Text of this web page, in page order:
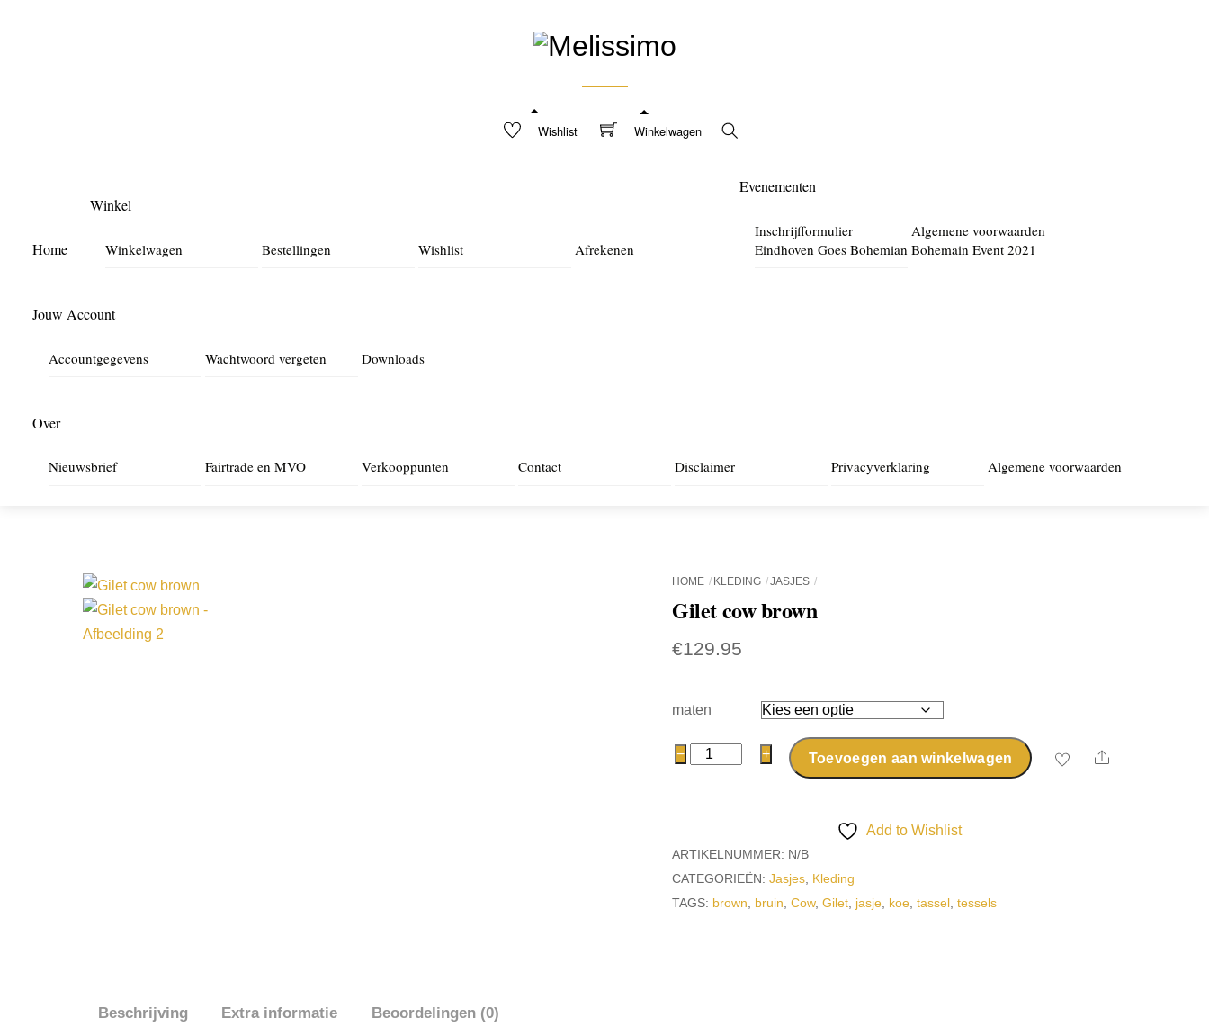
Wishlist Winkelwagen
Home
Winkel
Winkelwagen Bestellingen Wishlist Afrekenen
Evenementen
Inschrijfformulier
Eindhoven Goes Bohemian
Algemene voorwaarden
Bohemain Event 2021
Jouw Account
Accountgegevens Wachtwoord vergeten Downloads
Over
Nieuwsbrief Fairtrade en MVO Verkooppunten Contact Disclaimer Privacyverklaring Algemene voorwaarden
HOME KLEDING JASJES
Gilet cow brown
€129.95
maten
−
Gilet
+ Toevoegen aan winkelwagen Share
Add to Wishlist
ARTIKELNUMMER: N/B
CATEGORIEËN:Jasjes Kleding
TAGS: brown bruin ,Cow,Gilet jasje koe ,tassel ,tessels
Beschrijving Extra informatie Beoordelingen (0)